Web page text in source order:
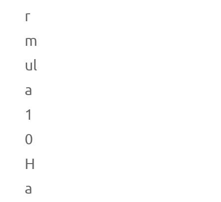
r
m
ul
a
1
0
H
a